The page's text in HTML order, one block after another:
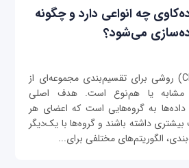
چه انواعی دارد و چگونه
می‌شود؟
خوشه‌بندی (Clustering) روشی برای تقسیم‌بندی مجموعه‌ای از
مشابه یا هم‌نوع است. هدف اصلی
به گروه‌هایی است که اعضای هر
داشته باشند و گروه‌ها با یک‌دیگر
الگوریتم‌های مختلفی برای...